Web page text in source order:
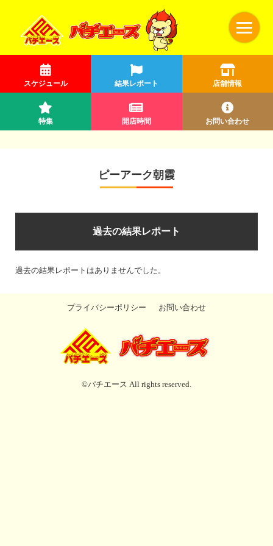
スケジュール 結果レポート 店舗情報
特集 開店時間 お問い合わせ
ピーアーク朝霞
過去の結果レポート
過去の結果レポートはありませんでした。
プライバシーポリシー お問い合わせ
©パチエース All rights reserved.